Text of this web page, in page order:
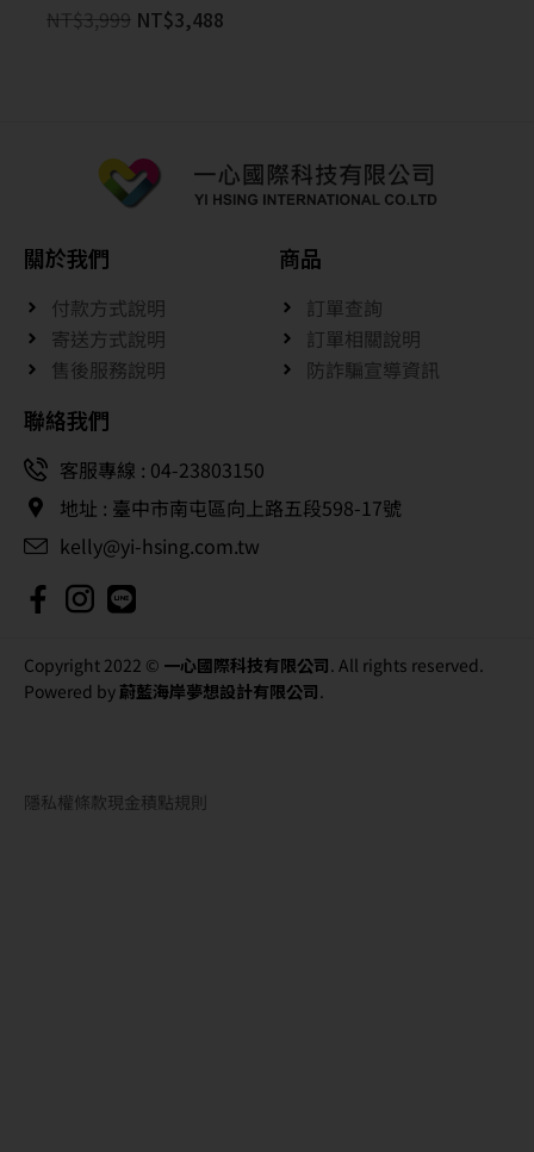
NT$3,999 NT$3,488
關於我們
付款方式說明
寄送方式說明
售後服務說明
商品
訂單查詢
訂單相關說明
防詐騙宣導資訊
聯絡我們
客服專線 : 04-23803150
地址 : 臺中市南屯區向上路五段598-17號
kelly@yi-hsing.com.tw
Copyright 2022 © 一心國際科技有限公司. All rights reserved.
Powered by蔚藍海岸夢想設計有限公司.
隱私權條款現金積點規則